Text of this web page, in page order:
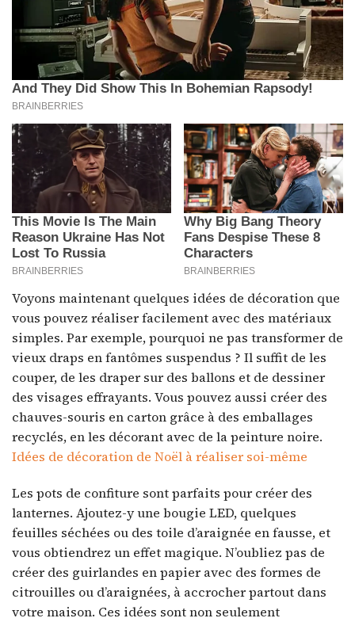
Voyons maintenant quelques idées de décoration que
vous pouvez réaliser facilement avec des matériaux
simples. Par exemple, pourquoi ne pas transformer de
vieux draps en fantômes suspendus ? Il suffit de les
couper, de les draper sur des ballons et de dessiner
des visages effrayants. Vous pouvez aussi créer des
chauves-souris en carton grâce à des emballages
recyclés, en les décorant avec de la peinture noire.
Idées de décoration de Noël à réaliser soi-même
Les pots de confiture sont parfaits pour créer des
lanternes. Ajoutez-y une bougie LED, quelques
feuilles séchées ou des toile d’araignée en fausse, et
vous obtiendrez un effet magique. N’oubliez pas de
créer des guirlandes en papier avec des formes de
citrouilles ou d’araignées, à accrocher partout dans
votre maison. Ces idées sont non seulement